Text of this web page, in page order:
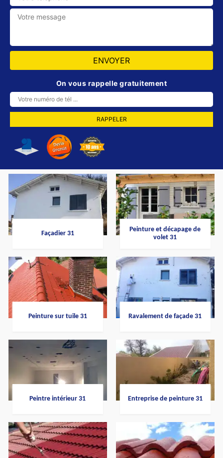
On vous rappelle gratuitement
Façadier 31
Peinture et décapage de
volet 31
Peinture sur tuile 31 Ravalement de façade 31
Peintre intérieur 31 Entreprise de peinture 31